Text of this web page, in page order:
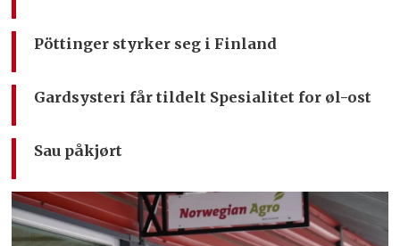
Pöttinger styrker seg i Finland
Gardsysteri får tildelt Spesialitet for øl-ost
Sau påkjørt